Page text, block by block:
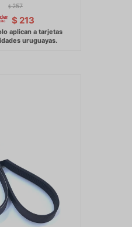
$ 257
$ 213